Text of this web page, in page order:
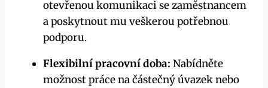
otevřenou komunikaci se zaměstnancem
a poskytnout mu veškerou potřebnou
podporu.
Flexibilní pracovní doba: Nabídněte
možnost práce na částečný úvazek nebo